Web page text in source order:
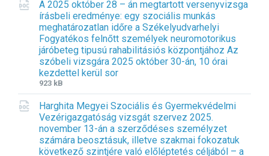
s
i
o
n
:
d
o
c
l
e
e
x
t
e
n
s
i
o
n
:
d
l
e
s
i
z
e
:
A 2025 október 28 – án megtartott versenyvizsga
írásbeli eredménye: egy szociális munkás
meghatározatlan időre a Székelyudvarhelyi
Fogyatékos felnőtt személyek neuromotorikus
járóbeteg tipusú rahabilitásiós központjához Az
szóbeli vizsgára 2025 október 30-án, 10 órai
kezdettel kerül sor
F
i
l
e
e
x
t
F
i
l
e
s
i
z
923 kB
Harghita Megyei Szociális és Gyermekvédelmi
Vezérigazgatóság vizsgát szervez 2025.
november 13-án a szerződéses személyzet
számára beosztásuk, illetve szakmai fokozatuk
következő szintjére való előléptetés céljából – a